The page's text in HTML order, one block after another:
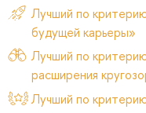
Лучший по
будущей карьеры»
Лучший по
расширения
Лучший по